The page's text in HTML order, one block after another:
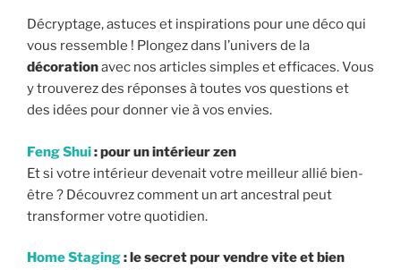
Décryptage, astuces et inspirations pour une déco qui
vous ressemble ! Plongez dans l’univers de la
décorationavec nos articles simples et efficaces. Vous
y trouverez des réponses à toutes vos questions et
des idées pour donner vie à vos envies.
Feng Shui: pour un intérieur zen
Et si votre intérieur devenait votre meilleur allié bien-
être ? Découvrez comment un art ancestral peut
transformer votre quotidien.
Home Staging: le secret pour vendre vite et bien